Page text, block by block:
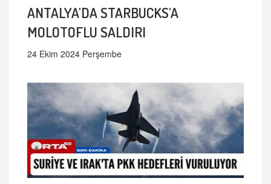
ANTALYA'DA STARBUCKS'A
MOLOTOFLU SALDIRI
24 Ekim 2024 Perşembe